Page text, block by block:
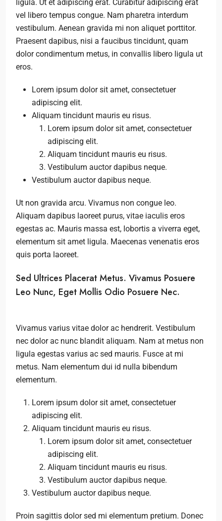
ligula. Ut et adipiscing erat. Curabitur adipiscing erat
vel libero tempus congue. Nam pharetra interdum
vestibulum. Aenean gravida mi non aliquet porttitor.
Praesent dapibus, nisi a faucibus tincidunt, quam
dolor condimentum metus, in convallis libero ligula ut
eros.
Lorem ipsum dolor sit amet, consectetuer
adipiscing elit.
Aliquam tincidunt mauris eu risus.
Lorem ipsum dolor sit amet, consectetuer
adipiscing elit.
Aliquam tincidunt mauris eu risus.
Vestibulum auctor dapibus neque.
Vestibulum auctor dapibus neque.
Ut non gravida arcu. Vivamus non congue leo.
Aliquam dapibus laoreet purus, vitae iaculis eros
egestas ac. Mauris massa est, lobortis a viverra eget,
elementum sit amet ligula. Maecenas venenatis eros
quis porta laoreet.
Sed Ultrices Placerat Metus. Vivamus Posuere
Leo Nunc, Eget Mollis Odio Posuere Nec.
Vivamus varius vitae dolor ac hendrerit. Vestibulum
nec dolor ac nunc blandit aliquam. Nam at metus non
ligula egestas varius ac sed mauris. Fusce at mi
metus. Nam elementum dui id nulla bibendum
elementum.
Lorem ipsum dolor sit amet, consectetuer
adipiscing elit.
Aliquam tincidunt mauris eu risus.
Lorem ipsum dolor sit amet, consectetuer
adipiscing elit.
Aliquam tincidunt mauris eu risus.
Vestibulum auctor dapibus neque.
Vestibulum auctor dapibus neque.
Proin sagittis dolor sed mi elementum pretium. Donec